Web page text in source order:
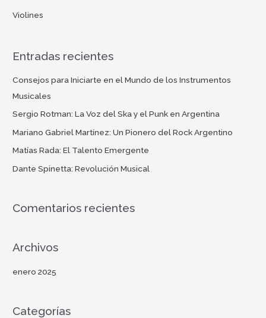
Violines
Entradas recientes
Consejos para Iniciarte en el Mundo de los Instrumentos
Musicales
Sergio Rotman: La Voz del Ska y el Punk en Argentina
Mariano Gabriel Martínez: Un Pionero del Rock Argentino
Matías Rada: El Talento Emergente
Dante Spinetta: Revolución Musical
Comentarios recientes
Archivos
enero 2025
Categorías